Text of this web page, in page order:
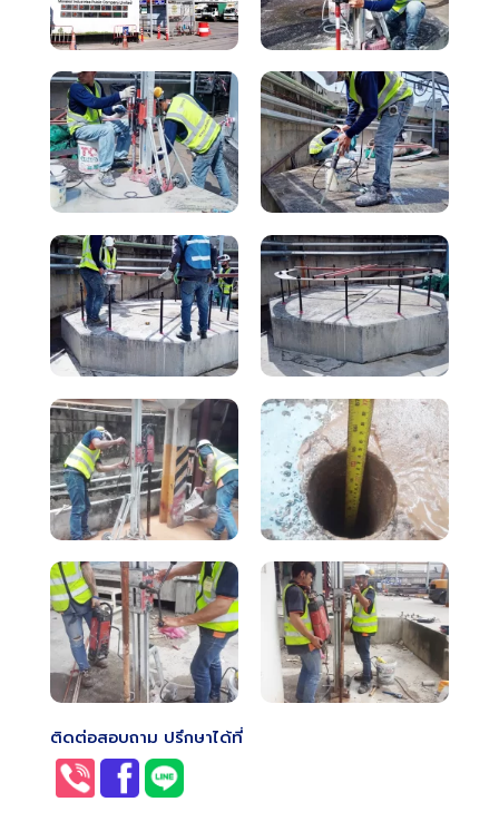
ติดต่อสอบถาม ปรึกษาได้ที่